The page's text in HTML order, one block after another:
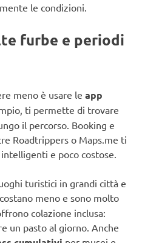
le condizioni.
furbe e periodi
meno è usare le app
ti permette di trovare
il percorso. Booking e
Roadtrippers o Maps.me ti
e poco costose.
turistici in grandi città e
meno e sono molto
colazione inclusa:
un pasto al giorno. Anche